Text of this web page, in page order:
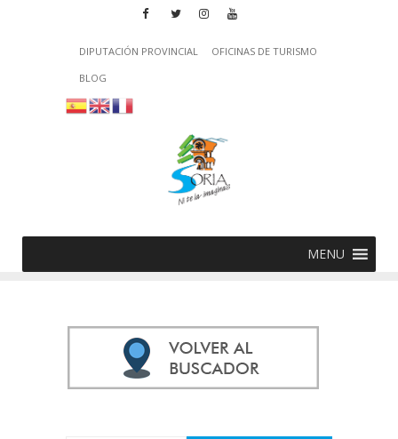
DIPUTACIÓN PROVINCIAL
OFICINAS DE TURISMO
BLOG
MENU